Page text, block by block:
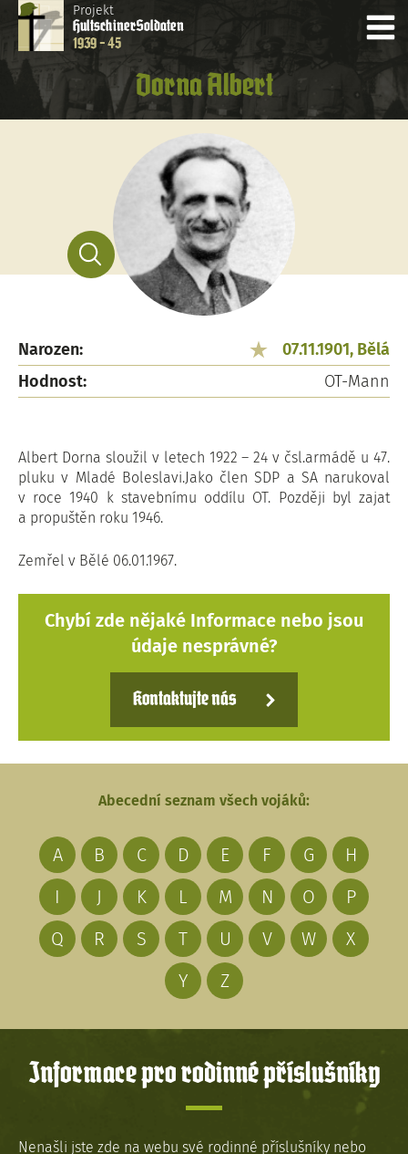
Projekt
HultschinerSoldaten
1939 - 45
Dorna Albert
Narozen:
07.11.1901, Bělá
Hodnost:
OT-Mann
Albert Dorna sloužil v letech 1922 – 24 v čsl.armádě u 47.
pluku v Mladé Boleslavi.Jako člen SDP a SA narukoval
v roce 1940 k stavebnímu oddílu OT. Později byl zajat
a propuštěn roku 1946.
Zemřel v Bělé 06.01.1967.
Chybí zde nějaké Informace nebo jsou
údaje nesprávné?
Kontaktujte nás
Abecední seznam všech vojáků:
A B C D E F G
H
I
J K L M N O
P
Q
R S T U V W
X
Y
Z
Informace pro rodinné příslušníky
Nenašli jste zde na webu své rodinné příslušníky nebo